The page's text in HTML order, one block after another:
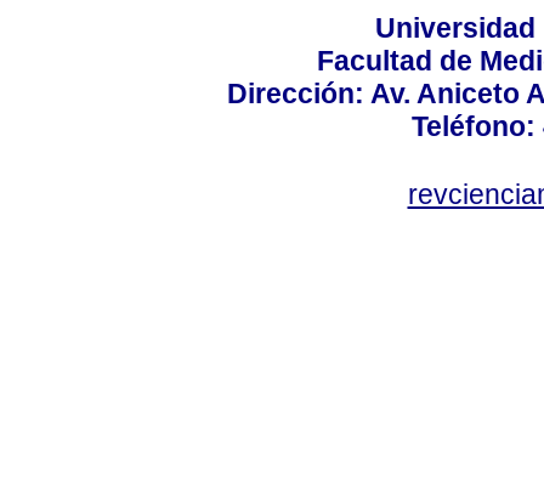
Universidad
Facultad de
Dirección: Av. Aniceto
Teléfono: